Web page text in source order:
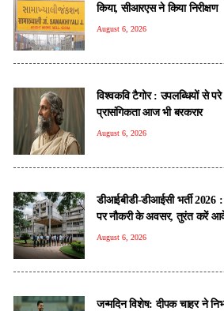
किया, सीआरएस ने किया निरीक्षण
August 6, 2026
विश्वकवि टैगोर : उपलब्धियों से
प्रासंगिकता आज भी बरकरार
August 6, 2026
डीआईबीडी-डीआईसी भर्ती
पर नौकरी के अवसर, तुरंत करें
August 6, 2026
जन्मदिन विशेष: दीपक चाहर ने